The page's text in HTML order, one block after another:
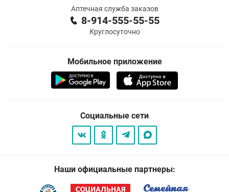
Аптечная служба заказов
8-914-555-55-55
Круглосуточно
Мобильное приложение
Социальные сети
Наши официальные партнеры: